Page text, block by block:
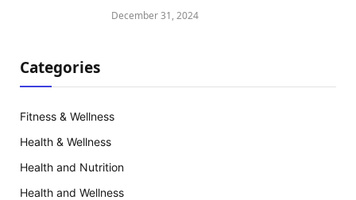
December 31, 2024
Categories
Fitness & Wellness
Health & Wellness
Health and Nutrition
Health and Wellness